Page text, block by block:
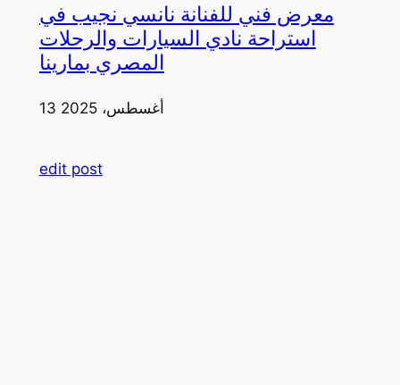
معرض فني للفنانة نانسي نجيب في
استراحة نادي السيارات والرحلات
المصري بمارينا
13 أغسطس، 2025
edit post